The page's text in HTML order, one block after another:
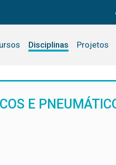
Disciplinas Projetos
E